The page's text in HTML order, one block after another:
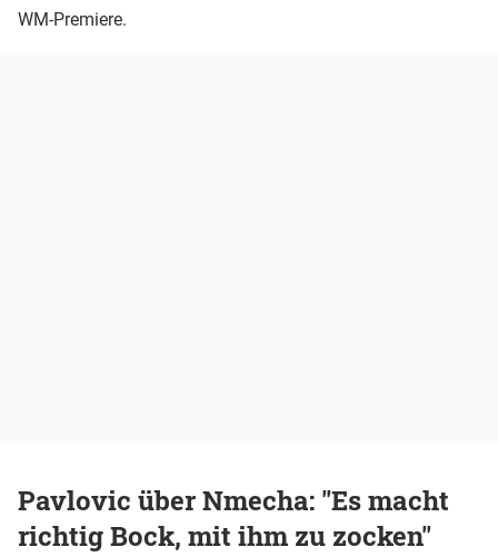
WM-Premiere.
Pavlovic über Nmecha: "Es macht
richtig Bock, mit ihm zu zocken"